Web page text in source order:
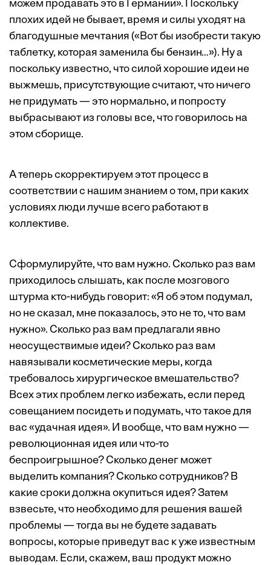
можем продавать это в Германии». Поскольку
плохих идей не бывает, время и силы уходят на
благодушные мечтания («Вот бы изобрести такую
таблетку, которая заменила бы бензин…»). Ну а
поскольку известно, что силой хорошие идеи не
выжмешь, присутствующие считают, что ничего
не придумать — это нормально, и попросту
выбрасывают из головы все, что говорилось на
этом сборище.
А теперь скорректируем этот процесс в
соответствии с нашим знанием о том, при каких
условиях люди лучше всего работают в
коллективе.
Сформулируйте, что вам нужно. Сколько раз вам
приходилось слышать, как после мозгового
штурма кто-нибудь говорит: «Я об этом подумал,
но не сказал, мне показалось, это не то, что вам
нужно». Сколько раз вам предлагали явно
неосуществимые идеи? Сколько раз вам
навязывали косметические меры, когда
требовалось хирургическое вмешательство?
Всех этих проблем легко избежать, если перед
совещанием посидеть и подумать, что такое для
вас «удачная идея». И вообще, что вам нужно —
революционная идея или что-то
беспроигрышное? Сколько денег может
выделить компания? Сколько сотрудников? В
какие сроки должна окупиться идея? Затем
взвесьте, что необходимо для решения вашей
проблемы — тогда вы не будете задавать
вопросы, которые приведут вас к уже известным
выводам. Если, скажем, ваш продукт можно